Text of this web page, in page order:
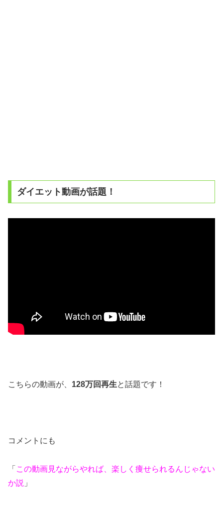
ダイエット動画が話題！
こちらの動画が、 128万回再生と話題です！
コメントにも
「 この動画見ながらやれば、楽しく痩せられるんじゃない
か説 」